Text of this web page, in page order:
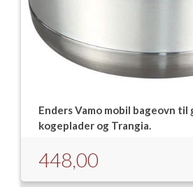
Enders Vamo mobil bageovn til
kogeplader og Trangia.
448,00